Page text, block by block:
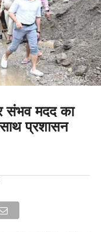
संभव मदद का
साथ प्रशासन